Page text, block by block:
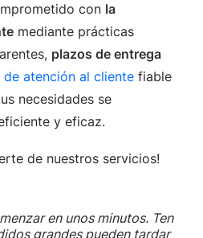
con la
mediante prácticas
plazos de entrega
de atención al cliente fiable
necesidades se
y eficaz.
de nuestros servicios!
en unos minutos. Ten
grandes pueden tardar